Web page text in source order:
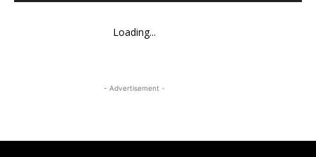
Loading...
- Advertisement -